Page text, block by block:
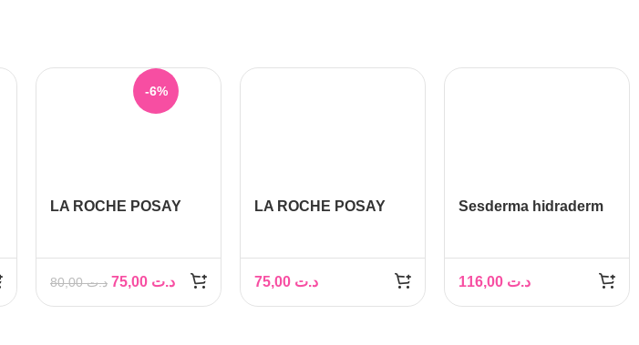
-6%
LA ROCHE POSAY
د.ت80,00 د.ت
LA ROCHE POSAY
د.ت
Sesderma hidraderm
د.ت